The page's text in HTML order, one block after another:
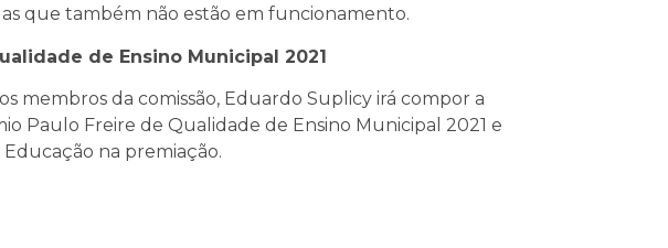
que também não estão em funcionamento.
de Ensino Municipal 2021
membros da comissão, Eduardo Suplicy irá compor a
Paulo Freire de Qualidade de Ensino Municipal 2021 e
na premiação.